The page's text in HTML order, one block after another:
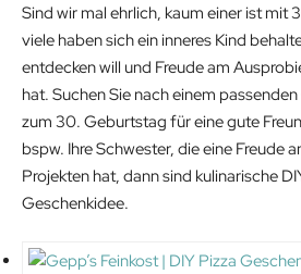
Sind wir mal ehrlich, kaum einer ist mit
viele haben sich ein inneres Kind
entdecken will und Freude am
hat. Suchen Sie nach einem
zum 30. Geburtstag für eine gute
bspw. Ihre Schwester, die eine Freude
Projekten hat, dann sind kulinarische
Geschenkidee.